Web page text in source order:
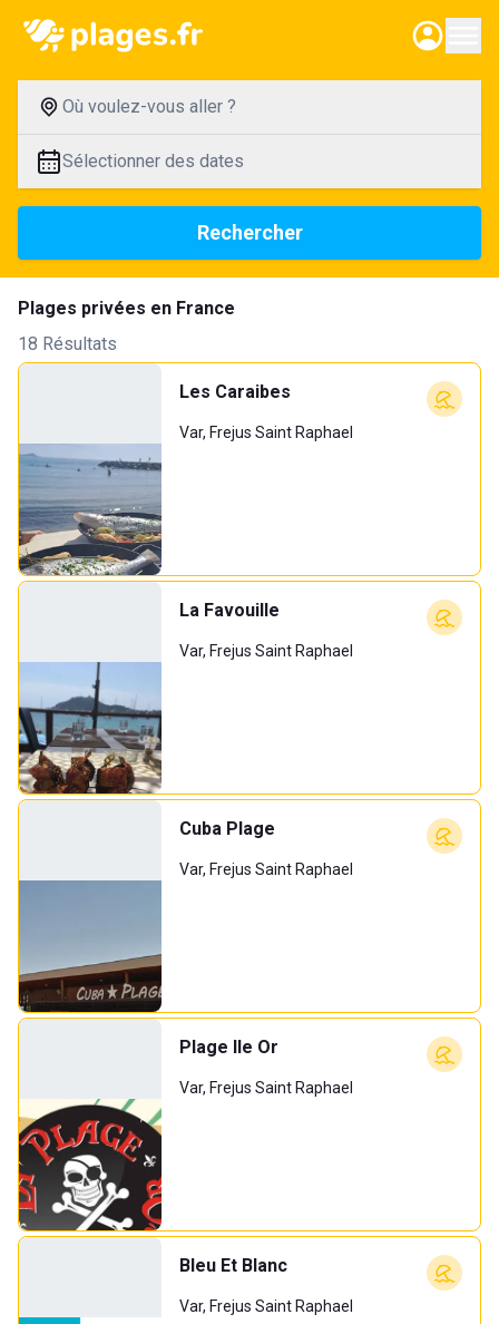
Où voulez-vous aller ?
Sélectionner des dates
Rechercher
Plages privées en France
18 Résultats
Les Caraibes
Var, Frejus Saint Raphael
La Favouille
Var, Frejus Saint Raphael
Cuba Plage
Var, Frejus Saint Raphael
Plage Ile Or
Var, Frejus Saint Raphael
Bleu Et Blanc
Var, Frejus Saint Raphael